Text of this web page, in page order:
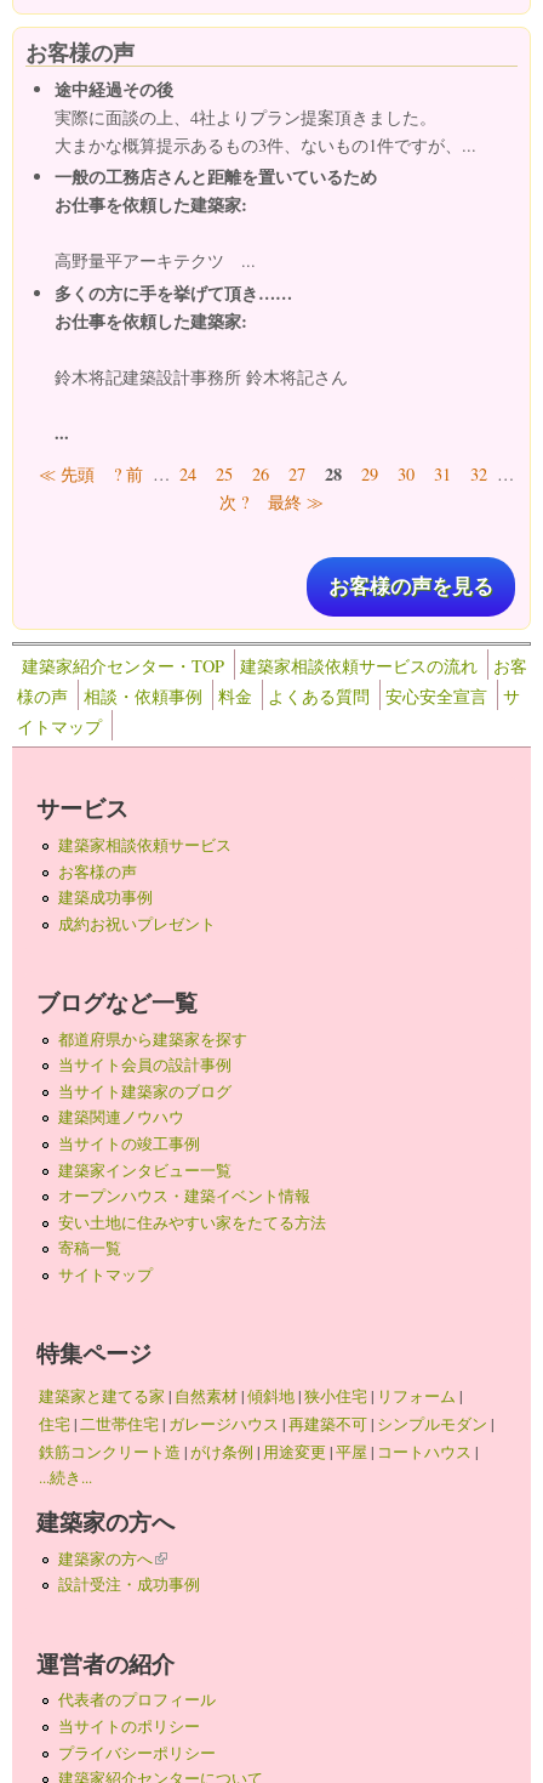
お客様の声
途中経過その後
実際に面談の上、4社よりプラン提案頂きました。
大まかな概算提示あるもの3件、ないもの1件ですが、...
一般の工務店さんと距離を置いているため
お仕事を依頼した建築家:
高野量平アーキテクツ ...
多くの方に手を挙げて頂き……
お仕事を依頼した建築家:
鈴木将記建築設計事務所 鈴木将記さん
...
ページ
≪ 先頭 ? 前 … 24 25 26 27 28 29 30 31 32 …
次 ?
最終 ≫
お客様の声を見る
建築家紹介センター・TOP 建築家相談依頼サービスの流れ
お客
様の声
相談・依頼事例 料金 よくある質問 安心安全宣言
サ
イトマップ
サービス
建築家相談依頼サービス
お客様の声
建築成功事例
成約お祝いプレゼント
ブログなど一覧
都道府県から建築家を探す
当サイト会員の設計事例
当サイト建築家のブログ
建築関連ノウハウ
当サイトの竣工事例
建築家インタビュー一覧
オープンハウス・建築イベント情報
安い土地に住みやすい家をたてる方法
寄稿一覧
サイトマップ
特集ページ
建築家と建てる家 | 自然素材|傾斜地|狭小住宅| リフォーム |
住宅|二世帯住宅| ガレージハウス |再建築不可| シンプルモダン |
鉄筋コンクリート造 |がけ条例 | 用途変更 |平屋 | コートハウス |
...続き...
建築家の方へ
建築家の方へ(link is external)
設計受注・成功事例
運営者の紹介
代表者のプロフィール
当サイトのポリシー
プライバシーポリシー
建築家紹介センターについて